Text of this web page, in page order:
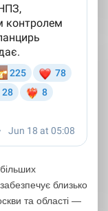
близько
та області —